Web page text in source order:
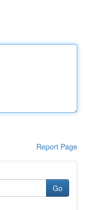
Report Page
Go